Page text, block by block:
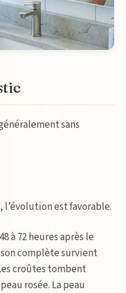
sans
est favorable.
à 72 heures après le
complète survient
croûtes tombent
rosée. La peau